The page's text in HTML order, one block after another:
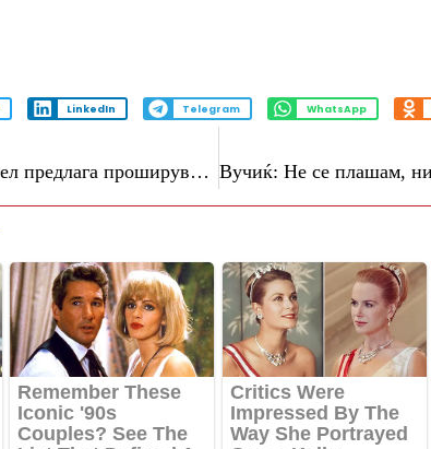
LinkedIn Telegram WhatsApp
Финскиот претседател предлага проширување на ЕУ на 40 земји